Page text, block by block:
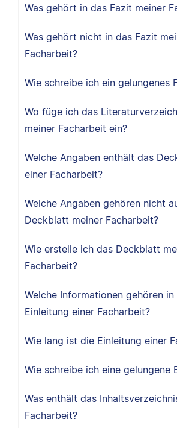
Was gehört in das Fazit meiner
Was gehört nicht in das Fazit
Facharbeit?
Wie schreibe ich ein gelungenes
Wo füge ich das
meiner Facharbeit ein?
Welche Angaben enthält das
einer Facharbeit?
Welche Angaben gehören nicht
Deckblatt meiner Facharbeit?
Wie erstelle ich das Deckblatt
Facharbeit?
Welche Informationen gehören in
Einleitung einer Facharbeit?
Wie lang ist die Einleitung einer
Wie schreibe ich eine gelungene
Was enthält das
Facharbeit?